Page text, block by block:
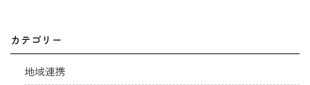
カテゴリー
地域連携